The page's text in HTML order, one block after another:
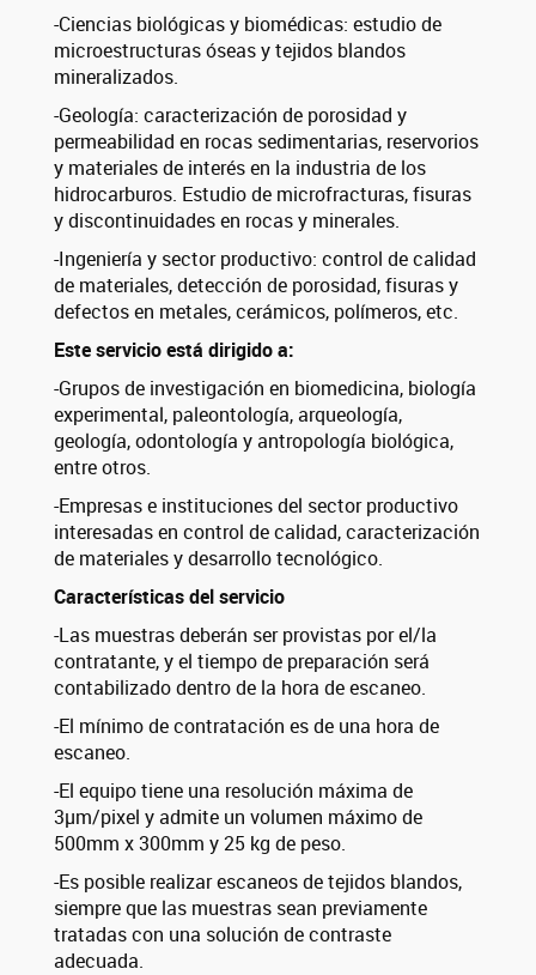
-Ciencias biológicas y biomédicas: estudio de
microestructuras óseas y tejidos blandos
mineralizados.
-Geología: caracterización de porosidad y
permeabilidad en rocas sedimentarias, reservorios
y materiales de interés en la industria de los
hidrocarburos. Estudio de microfracturas, fisuras
y discontinuidades en rocas y minerales.
-Ingeniería y sector productivo: control de calidad
de materiales, detección de porosidad, fisuras y
defectos en metales, cerámicos, polímeros, etc.
Este servicio está dirigido a:
-Grupos de investigación en biomedicina, biología
experimental, paleontología, arqueología,
geología, odontología y antropología biológica,
entre otros.
-Empresas e instituciones del sector productivo
interesadas en control de calidad, caracterización
de materiales y desarrollo tecnológico.
Características del servicio
-Las muestras deberán ser provistas por el/la
contratante, y el tiempo de preparación será
contabilizado dentro de la hora de escaneo.
-El mínimo de contratación es de una hora de
escaneo.
-El equipo tiene una resolución máxima de
3µm/pixel y admite un volumen máximo de
500mm x 300mm y 25 kg de peso.
-Es posible realizar escaneos de tejidos blandos,
siempre que las muestras sean previamente
tratadas con una solución de contraste
adecuada.